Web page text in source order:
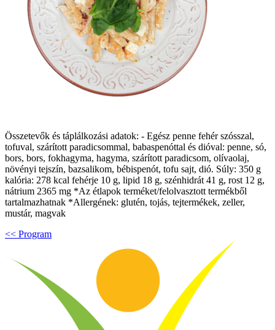
Összetevők és táplálkozási adatok: - Egész penne fehér szósszal,
tofuval, szárított paradicsommal, babaspenóttal és dióval: penne, só,
bors, bors, fokhagyma, hagyma, szárított paradicsom, olívaolaj,
növényi tejszín, bazsalikom, bébispenót, tofu sajt, dió. Súly: 350 g
kalória: 278 kcal fehérje 10 g, lipid 18 g, szénhidrát 41 g, rost 12 g,
nátrium 2365 mg *Az étlapok terméket/felolvasztott termékből
tartalmazhatnak *Allergének: glutén, tojás, tejtermékek, zeller,
mustár, magvak
<< Program